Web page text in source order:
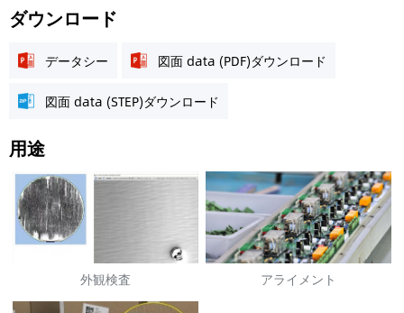
ダウンロード
データシー 図面 data (PDF)ダウンロード
図面 data (STEP)ダウンロード
用途
外観検査 アライメント